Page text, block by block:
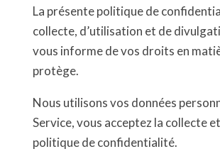
La présente politique de
collecte, d’utilisation et de
vous informe de vos droits en
protège.
Nous utilisons vos données
Service, vous acceptez la collecte
politique de confidentialité.